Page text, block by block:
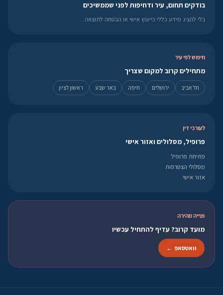
בודקים תחום, עיר ודחיפות לפני שממשיכים
בלי להציג מידע כללי כייעוץ אישי או הבטחה לתוצאה.
חיפוש לפי עיר
מתחילים קרוב למקום שצריך
תל אביב ירושלים חיפה באר שבע ראשון לציון
לעורכי דין
פרופיל, מסלולים ואזור אישי
פתיחת פרופיל
מסלולי הצטרפות
אזור אישי
פנייה מהירה
מועד קרוב? עדיף להתחיל עכשיו
וואטסאפ ←